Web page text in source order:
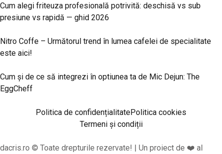
Cum alegi friteuza profesională potrivită: deschisă vs sub
presiune vs rapidă — ghid 2026
Nitro Coffe – Următorul trend în lumea cafelei de specialitate
este aici!
Cum și de ce să integrezi în optiunea ta de Mic Dejun: The
EggCheff
Politica de confidențialitatePolitica cookies
Termeni și condiții
dacris.ro © Toate drepturile rezervate! | Un proiect de ❤️ al